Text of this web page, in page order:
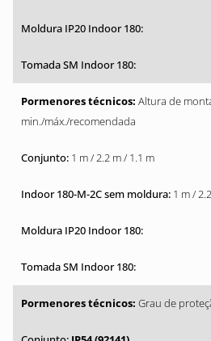
Altura de
min./máx./recomendada
1 m / 2.2 m / 1.1 m
1 m /
Grau de